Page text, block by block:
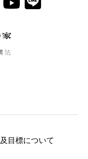
目標について